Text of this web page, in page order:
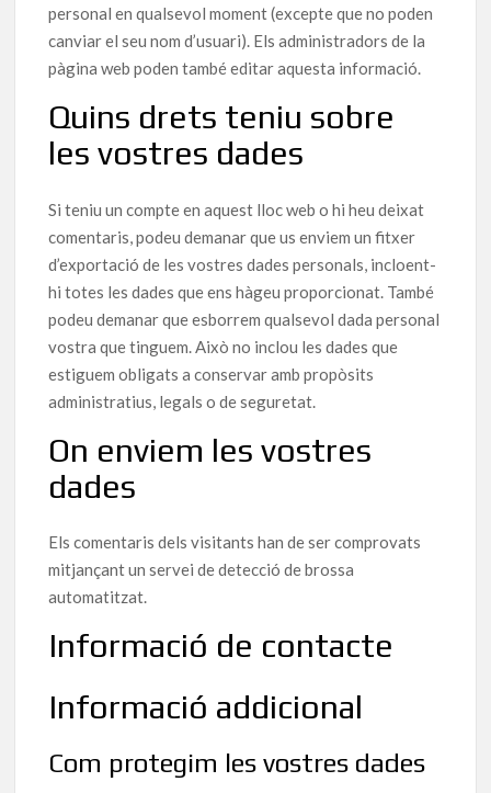
personal en qualsevol moment (excepte que no poden
canviar el seu nom d’usuari). Els administradors de la
pàgina web poden també editar aquesta informació.
Quins drets teniu sobre
les vostres dades
Si teniu un compte en aquest lloc web o hi heu deixat
comentaris, podeu demanar que us enviem un fitxer
d’exportació de les vostres dades personals, incloent-
hi totes les dades que ens hàgeu proporcionat. També
podeu demanar que esborrem qualsevol dada personal
vostra que tinguem. Això no inclou les dades que
estiguem obligats a conservar amb propòsits
administratius, legals o de seguretat.
On enviem les vostres
dades
Els comentaris dels visitants han de ser comprovats
mitjançant un servei de detecció de brossa
automatitzat.
Informació de contacte
Informació addicional
Com protegim les vostres dades